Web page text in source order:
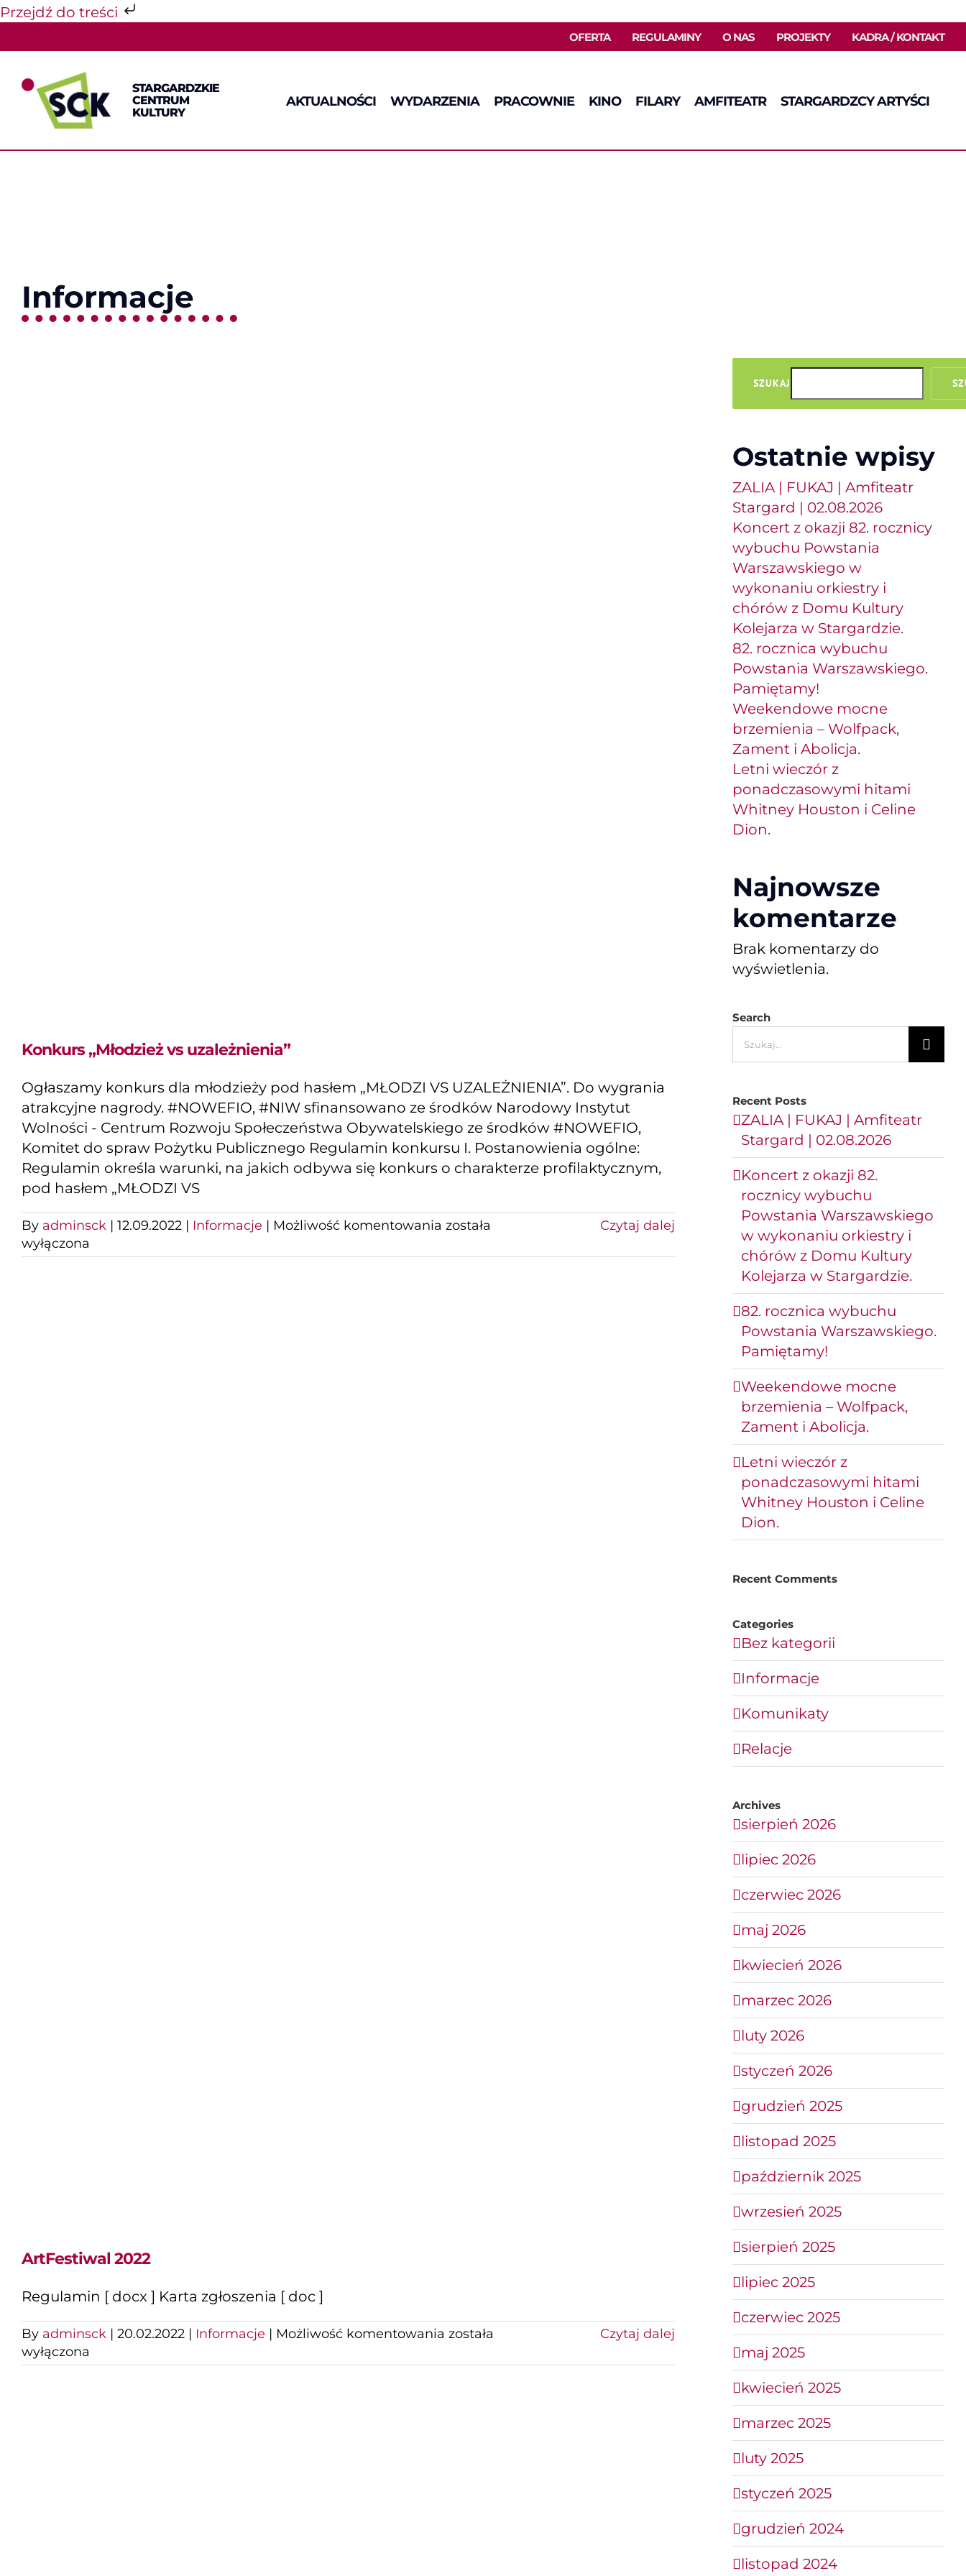
Przejdź do treści
do
zawartości
OFERTA REGULAMINY O NAS PROJEKTY KADRA / KONTAKT
STARGARDZKIE
CENTRUM
KULTURY
AKTUALNOŚCI WYDARZENIA PRACOWNIE KINO FILARY AMFITEATR STARGARDZCY ARTYŚCI
Informacje
Konkurs „Młodzież vs uzależnienia”
Ogłaszamy konkurs dla młodzieży pod hasłem „MŁODZI VS UZALEŻNIENIA”. Do wygrania
atrakcyjne nagrody. #NOWEFIO, #NIW sfinansowano ze środków Narodowy Instytut
Wolności - Centrum Rozwoju Społeczeństwa Obywatelskiego ze środków #NOWEFIO,
Komitet do spraw Pożytku Publicznego Regulamin konkursu I. Postanowienia ogólne:
Regulamin określa warunki, na jakich odbywa się konkurs o charakterze profilaktycznym,
pod hasłem „MŁODZI VS
By adminsck | 12.09.2022 | Informacje | Możliwość komentowania Konkurs
vs
została
wyłączona
Czytaj dalej
ArtFestiwal 2022
Regulamin [ docx ] Karta zgłoszenia [ doc ]
By adminsck | 20.02.2022 | Informacje | Możliwość komentowania ArtFestiwal
została
wyłączona
Czytaj dalej
SZUKAJ
Ostatnie wpisy
ZALIA | FUKAJ | Amfiteatr
Stargard | 02.08.2026
Koncert z okazji 82. rocznicy
wybuchu Powstania
Warszawskiego w
wykonaniu orkiestry i
chórów z Domu Kultury
Kolejarza w Stargardzie.
82. rocznica wybuchu
Powstania Warszawskiego.
Pamiętamy!
Weekendowe mocne
brzemienia – Wolfpack,
Zament i Abolicja.
Letni wieczór z
ponadczasowymi hitami
Whitney Houston i Celine
Dion.
Najnowsze
komentarze
Brak komentarzy do
wyświetlenia.
Search
Recent Posts
ZALIA | FUKAJ | Amfiteatr
Stargard | 02.08.2026
Koncert z okazji 82.
rocznicy wybuchu
Powstania Warszawskiego
w wykonaniu orkiestry i
chórów z Domu Kultury
Kolejarza w Stargardzie.
82. rocznica wybuchu
Powstania Warszawskiego.
Pamiętamy!
Weekendowe mocne
brzemienia – Wolfpack,
Zament i Abolicja.
Letni wieczór z
ponadczasowymi hitami
Whitney Houston i Celine
Dion.
Recent Comments
Categories
Bez kategorii
Informacje
Komunikaty
Relacje
Archives
sierpień 2026
lipiec 2026
czerwiec 2026
maj 2026
kwiecień 2026
marzec 2026
luty 2026
styczeń 2026
grudzień 2025
listopad 2025
październik 2025
wrzesień 2025
sierpień 2025
lipiec 2025
czerwiec 2025
maj 2025
kwiecień 2025
marzec 2025
luty 2025
styczeń 2025
grudzień 2024
listopad 2024